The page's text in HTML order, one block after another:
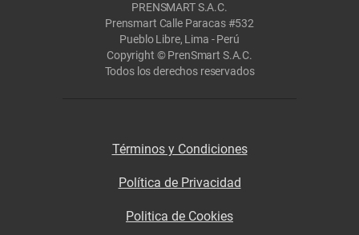
PRENSMART S.A.C.
Prensmart Calle Paracas #532
Pueblo Libre, Lima - Perú
Copyright © PrenSmart S.A.C.
Todos los derechos reservados
Términos y Condiciones
Política de Privacidad
Politica de Cookies